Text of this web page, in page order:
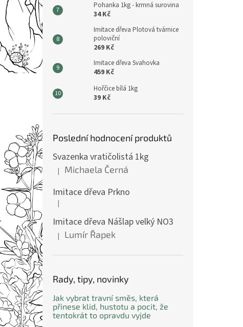
Pohanka 1kg - krmná surovina
34 Kč
Imitace dřeva Plotová tvárnice
poloviční
269 Kč
Imitace dřeva Svahovka
459 Kč
Hořčice bílá 1kg
39 Kč
Poslední hodnocení produktů
Svazenka vratičolistá 1kg
Hodnocení produktu je 5 z 5 hvězdiček.
| Michaela Černá
Imitace dřeva Prkno
Hodnocení produktu je 5 z 5 hvězdiček.
|
Imitace dřeva Nášlap velký NO3
Hodnocení produktu je 5 z 5 hvězdiček.
| Lumír Řapek
Rady, tipy, novinky
Jak vybrat travní směs, která
přinese klid, hustotu a pocit, že
tentokrát to opravdu vyjde